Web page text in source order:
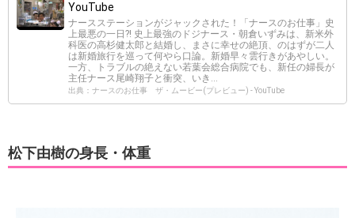
YouTube
ナースステーションがジャックされた！「ナースのお仕事」史
上最悪の一日?! 史上最強のドジナース・朝倉いずみは、新米外
科医の高杉健太郎と結婚し、まさに幸せの絶頂、のはずが二人
は新婚旅行を巡って何やら口論。新婚早々雲行きがあやしい。
一方、トラブルの絶えない若葉会総合病院でも、新任の婦長が
主任ナース尾崎翔子と衝突、いき...
出典：ナースのお仕事 ザ・ムービー(プレビュー) - YouTube
松下由樹の身長・体重